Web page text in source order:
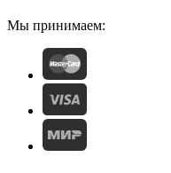
Мы принимаем: